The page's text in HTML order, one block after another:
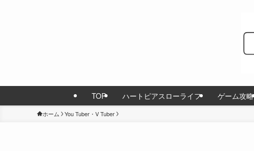
TOP ハートピアスローライフ ゲーム攻略
ホーム You Tuber・V Tuber